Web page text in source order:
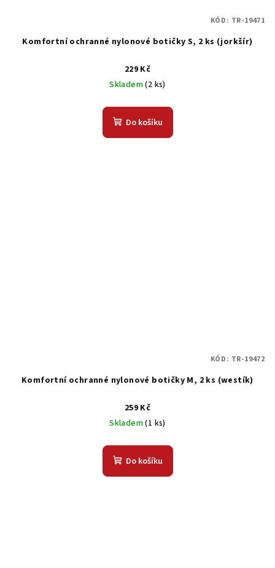
Komfortní ochranné nylonové botičky S, 2 ks (jorkšír)
229 Kč
Skladem(2 ks)
Do košíku
KÓD: TR-19471
Komfortní ochranné nylonové botičky M, 2 ks (westík)
259 Kč
Skladem(1 ks)
Do košíku
KÓD: TR-19472